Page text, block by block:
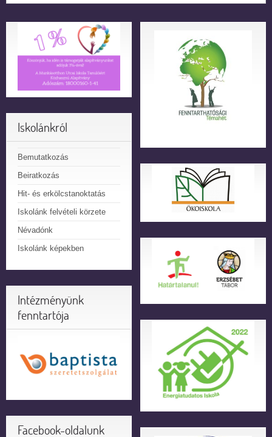
Iskolánkról
Bemutatkozás
Beiratkozás
Hit- és erkölcstanoktatás
Iskolánk felvételi körzete
Névadónk
Iskolánk képekben
Intézményünk
fenntartója
Facebook-oldalunk